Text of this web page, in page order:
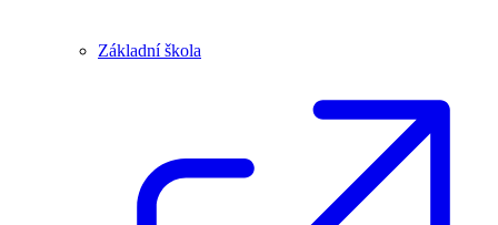
Základní škola